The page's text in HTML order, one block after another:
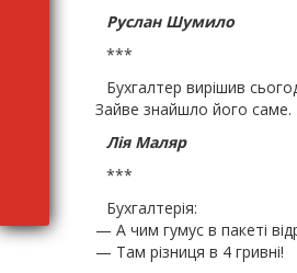
Руслан Шумило
***
Бухгалтер вирішив
Зайве знайшло його саме.
Лія Маляр
***
Бухгалтерія:
— А чим гумус в пакеті
— Там різниця в 4 гривні!